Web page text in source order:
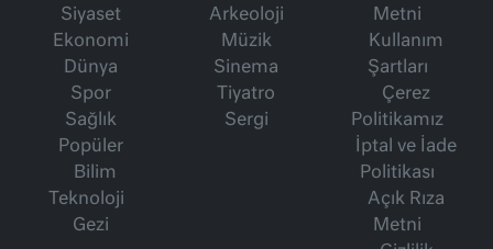
Siyaset
Ekonomi
Dünya
Spor
Sağlık
Popüler
Bilim
Teknoloji
Gezi
Arkeoloji
Müzik
Sinema
Tiyatro
Sergi
Metni
Kullanım
Şartları
Çerez
Politikamız
İptal ve İade
Politikası
Açık Rıza
Metni